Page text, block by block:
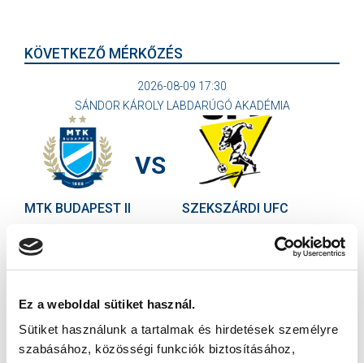
Ez a weboldal sütiket használ.
Sütiket használunk a tartalmak és hirdetések személyre
szabásához, közösségi funkciók biztosításához,
KÖVETKEZŐ MÉRKŐZÉS
2026-08-09 17:30
SÁNDOR KÁROLY LABDARÚGÓ AKADÉMIA
MTK BUDAPEST II
VS
SZEKSZÁRDI UFC
MTK BUDAPEST HÍRLEVÉL